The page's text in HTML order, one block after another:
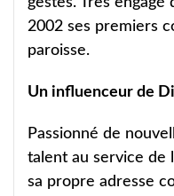
2002 ses premiers
paroisse.
Un influenceur de
Passionné de
talent au service de
sa propre adresse